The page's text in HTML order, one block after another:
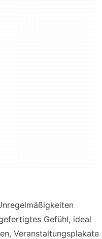
Gefühl, ideal
Veranstaltungsplakate